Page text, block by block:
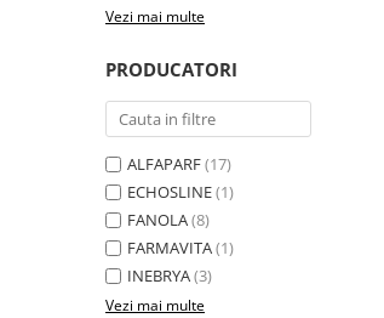
Vezi mai multe
PRODUCATORI
ALFAPARF(17)
ECHOSLINE(1)
FANOLA(8)
FARMAVITA(1)
INEBRYA(3)
Vezi mai multe